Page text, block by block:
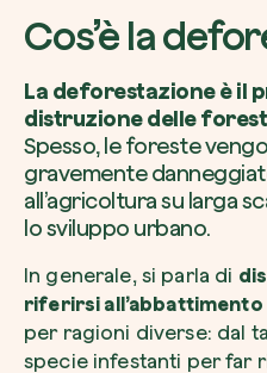
Cos’è la
La deforestazione è il
distruzione delle
Spesso, le foreste
gravemente
all’agricoltura su larga
lo sviluppo urbano.
In generale, si parla di
riferirsi all’abbattimento
per ragioni diverse: dal
specie infestanti per far
Usa il